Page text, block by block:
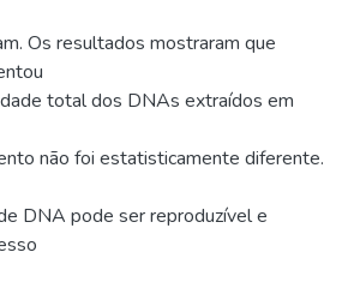
Os resultados mostraram que
total dos DNAs extraídos em
não foi estatisticamente diferente.
DNA pode ser reproduzível e